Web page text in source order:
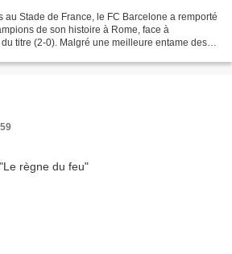
au Stade de France, le FC Barcelone a remporté
de son histoire à Rome, face à
titre (2-0). Malgré une meilleure entame des